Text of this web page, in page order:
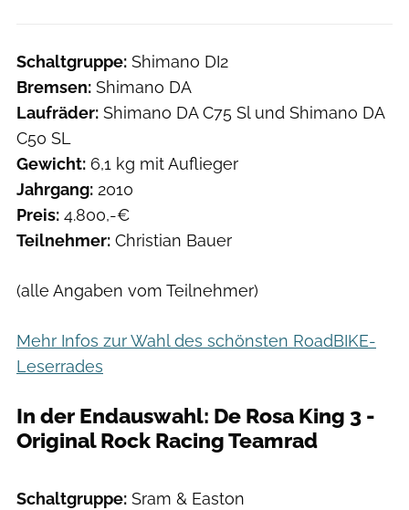
Schaltgruppe: Shimano DI2
Bremsen: Shimano DA
Laufräder: Shimano DA C75 Sl und Shimano DA
C50 SL
Gewicht: 6,1 kg mit Auflieger
Jahrgang: 2010
Preis: 4.800,-€
Teilnehmer: Christian Bauer
(alle Angaben vom Teilnehmer)
Mehr Infos zur Wahl des schönsten RoadBIKE-
Leserrades
In der Endauswahl: De Rosa King 3 -
Original Rock Racing Teamrad
Schaltgruppe: Sram & Easton